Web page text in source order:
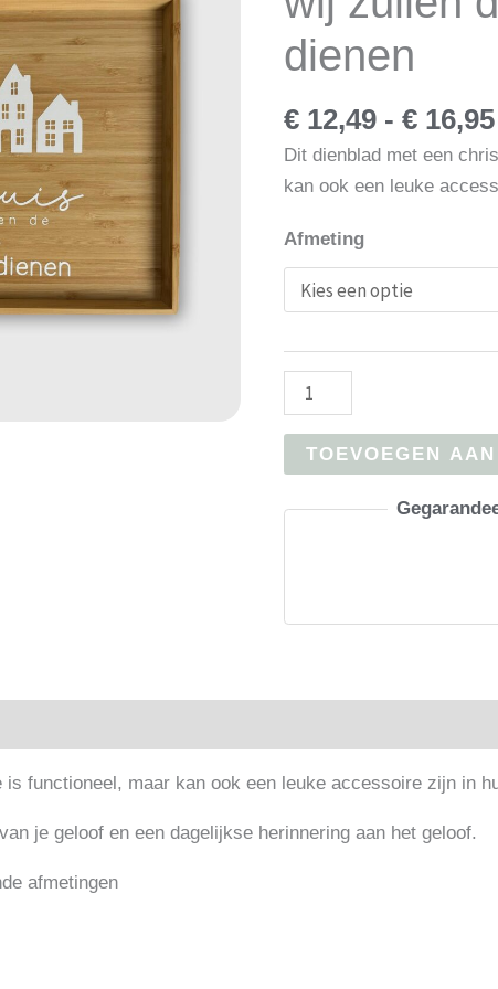
dienen
€12,49 - €16,95
Dit dienblad met een
kan ook een leuke
Afmeting
Dienblad
|
&
mijn
de
TOEVOEGEN
functioneel, maar kan ook een leuke accessoire zijn in
je geloof en een dagelijkse herinnering aan het geloof.
afmetingen